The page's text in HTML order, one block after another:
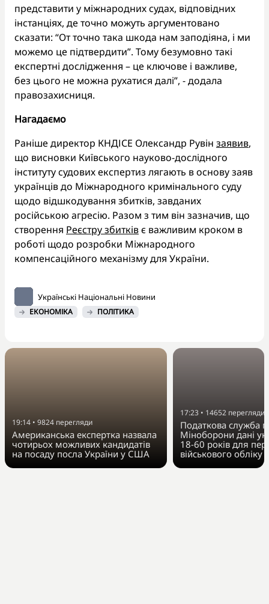
представити у міжнародних судах, відповідних
інстанціях, де точно можуть аргументовано
сказати: “От точно така шкода нам заподіяна, і ми
можемо це підтвердити”. Тому безумовно такі
експертні дослідження – це ключове і важливе,
без цього не можна рухатися далі”, - додала
правозахисниця.
Нагадаємо
Раніше директор КНДІСЕ Олександр Рувін заявив,
що висновки Київського науково-дослідного
інституту судових експертиз лягають в основу заяв
українців до Міжнародного кримінального суду
щодо відшкодування збитків, завданих
російською агресію. Разом з тим він зазначив, що
створення Реєстру збитківє важливим кроком в
роботі щодо розробки Міжнародного
компенсаційного механізму для України.
Українські Національні Новини
ЕКОНОМІКА ПОЛІТИКА
19:14 • 9824 перегляди
Американська експертка назвала
чотирьох можливих кандидатів
на посаду посла України у США
17:23 • 14652 перегляди
Податкова служба
Міноборони дані
18-60 років для
військового обліку